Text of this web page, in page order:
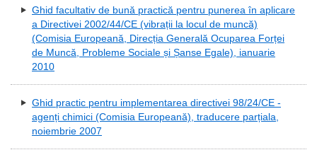
Ghid facultativ de bună practică pentru punerea în aplicare
a Directivei 2002/44/CE (vibrații la locul de muncă)
(Comisia Europeană, Direcția Generală Ocuparea Forței
de Muncă, Probleme Sociale și Șanse Egale), ianuarie
2010
Ghid practic pentru implementarea directivei 98/24/CE -
agenți chimici (Comisia Europeană), traducere parțiala,
noiembrie 2007